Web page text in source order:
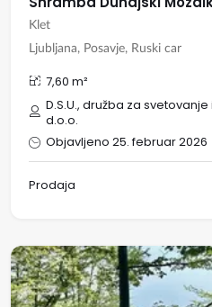
Klet
Ljubljana, Posavje, Ruski car
7,60 m²
D.S.U., družba za
d.o.o.
Objavljeno 25. februar 2026
Prodaja